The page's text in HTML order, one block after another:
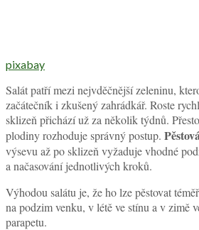
pixabay
Salát patří mezi nejvděčnější zeleninu,
začátečník i zkušený zahrádkář. Roste
sklizeň přichází už za několik týdnů.
plodiny rozhoduje správný postup.
výsevu až po sklizeň vyžaduje vhodné
a načasování jednotlivých kroků.
Výhodou salátu je, že ho lze pěstovat
na podzim venku, v létě ve stínu a v zimě
parapetu.